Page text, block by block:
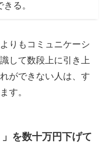
る。
りもコミュニケーシ
して数段上に引き上
ができない人は、す
す。
を数十万円下げて